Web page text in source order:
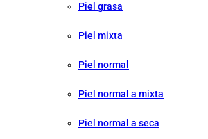
Piel grasa
Piel mixta
Piel normal
Piel normal a mixta
Piel normal a seca